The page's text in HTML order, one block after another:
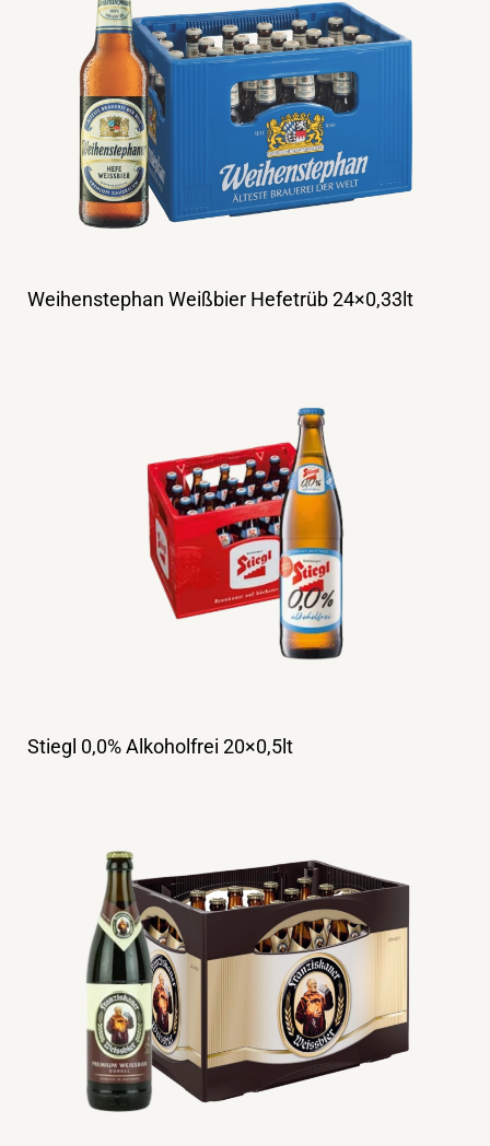
Weihenstephan Weißbier Hefetrüb 24×0,33lt
Stiegl 0,0% Alkoholfrei 20×0,5lt